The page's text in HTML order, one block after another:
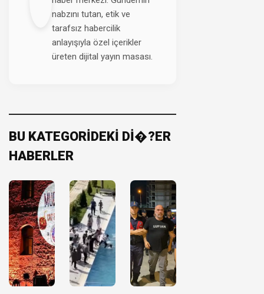
nabzını tutan, etik ve
tarafsız habercilik
anlayışıyla özel içerikler
üreten dijital yayın masası.
BU KATEGORİDEKİ Dİ�?ER
HABERLER